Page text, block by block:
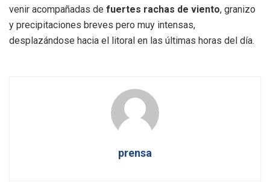
venir acompañadas de fuertes rachas de viento, granizo
y precipitaciones breves pero muy intensas,
desplazándose hacia el litoral en las últimas horas del día.
prensa